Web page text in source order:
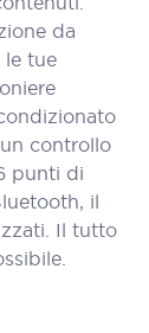
da
le tue
controllo
punti di
il
Il tutto